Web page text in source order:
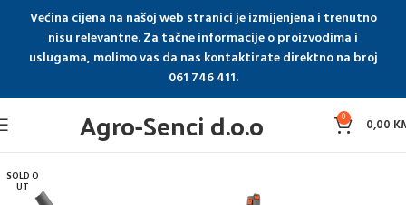
Većina cijena na našoj web stranici je izmijenjena i trenutno
nisu relevantne. Za tačne informacije o proizvodima i
uslugama, molimo vas da nas kontaktirate direktno na broj
061 746 411.
Agro-Senci d.o.o 0 0,00
SOLD O
UT